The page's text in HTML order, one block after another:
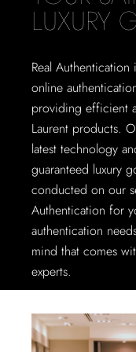
LUXURY
Real
online
providing efficient
Laurent products.
latest technology
guaranteed luxury
conducted on our
Authentication for
authentication
mind that comes
experts.